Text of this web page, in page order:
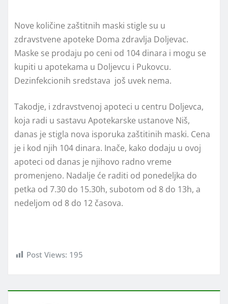
Nove količine zaštitnih maski stigle su u
zdravstvene apoteke Doma zdravlja Doljevac.
Maske se prodaju po ceni od 104 dinara i mogu se
kupiti u apotekama u Doljevcu i Pukovcu.
Dezinfekcionih sredstava još uvek nema.
Takodje, i zdravstvenoj apoteci u centru Doljevca,
koja radi u sastavu Apotekarske ustanove Niš,
danas je stigla nova isporuka zaštitinih maski. Cena
je i kod njih 104 dinara. Inače, kako dodaju u ovoj
apoteci od danas je njihovo radno vreme
promenjeno. Nadalje će raditi od ponedeljka do
petka od 7.30 do 15.30h, subotom od 8 do 13h, a
nedeljom od 8 do 12 časova.
Post Views: 195